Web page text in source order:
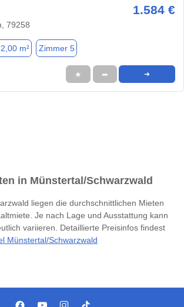
1.584 €
79258
m² Zimmer 5
★ ➦ ➜
in Münstertal/Schwarzwald
liegen die durchschnittlichen Mieten
Je nach Lage und Ausstattung kann
variieren. Detaillierte Preisinfos findest
Münstertal/Schwarzwald